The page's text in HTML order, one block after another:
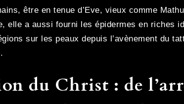
être en tenue d’Eve, vieux comme
elle a aussi fourni les épidermes en riches
sur les peaux depuis l’avènement du
du Christ : de